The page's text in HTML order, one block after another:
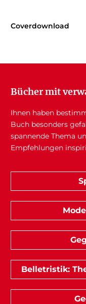
Coverdownload
Bücher mit
Ihnen haben
Buch besonders
spannende Thema
Empfehlungen
Belletristik: